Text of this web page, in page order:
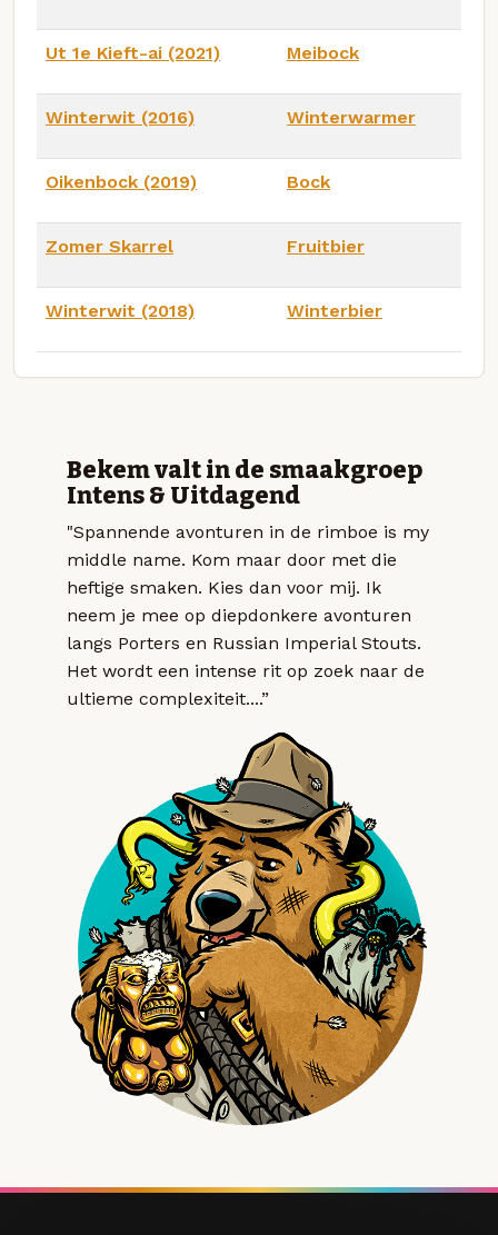
Ut 1e Kieft-ai (2021) Meibock
Winterwit (2016) Winterwarmer
Oikenbock (2019) Bock
Zomer Skarrel Fruitbier
Winterwit (2018) Winterbier
Bekem valt in de smaakgroep
Intens & Uitdagend
"Spannende avonturen in de rimboe is my
middle name. Kom maar door met die
heftige smaken. Kies dan voor mij. Ik
neem je mee op diepdonkere avonturen
langs Porters en Russian Imperial Stouts.
Het wordt een intense rit op zoek naar de
ultieme complexiteit....”